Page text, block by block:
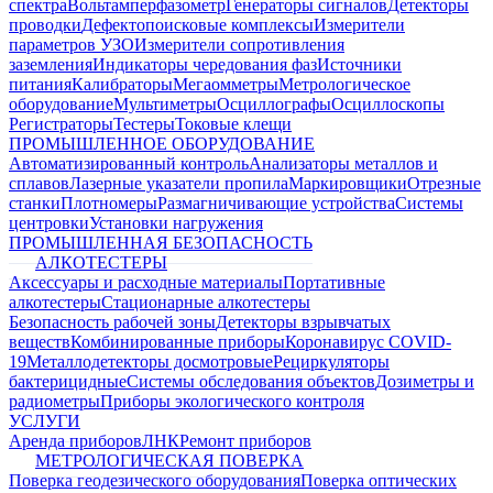
спектраВольтамперфазометрГенераторы сигналовДетекторы
проводкиДефектопоисковые комплексыИзмерители
параметров УЗОИзмерители сопротивления
заземленияИндикаторы чередования фазИсточники
питанияКалибраторыМегаомметрыМетрологическое
оборудованиеМультиметрыОсциллографыОсциллоскопы
РегистраторыТестерыТоковые клещи
ПРОМЫШЛЕННОЕ ОБОРУДОВАНИЕ
Автоматизированный контрольАнализаторы металлов и
сплавовЛазерные указатели пропилаМаркировщикиОтрезные
станкиПлотномерыРазмагничивающие устройстваСистемы
центровкиУстановки нагружения
ПРОМЫШЛЕННАЯ БЕЗОПАСНОСТЬ
АЛКОТЕСТЕРЫ
Аксессуары и расходные материалыПортативные
алкотестерыСтационарные алкотестеры
Безопасность рабочей зоныДетекторы взрывчатых
веществКомбинированные приборыКоронавирус COVID-
19Металлодетекторы досмотровыеРециркуляторы
бактерицидныеСистемы обследования объектовДозиметры и
радиометрыПриборы экологического контроля
УСЛУГИ
Аренда приборовЛНКРемонт приборов
МЕТРОЛОГИЧЕСКАЯ ПОВЕРКА
Поверка геодезического оборудованияПоверка оптических